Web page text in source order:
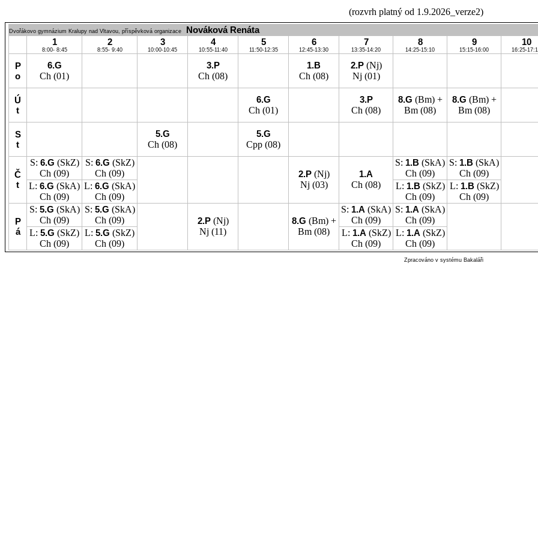
(rozvrh platný od 1.9.2026_verze2)
Dvořákovo gymnázium Kralupy nad Vltavou, příspěvková organizace
Nováková Renáta
1
8:00- 8:45
2
8:55- 9:40
3
10:00-10:45
4
10:55-11:40
5
11:50-12:35
6
12:45-13:30
7
13:35-14:20
8
14:25-15:10
9
15:15-16:00
10
16:25-
P
o
6.G
Ch (01)
3.P
Ch (08)
1.B
Ch (08)
2.P (Nj)
Nj (01)
Ú
t
6.G
Ch (01)
3.P
Ch (08)
8.G (Bm) +
Bm (08)
8.G (Bm) +
Bm (08)
S
t
5.G
Ch (08)
5.G
Cpp (08)
Č
t
S: 6.G (SkZ)
Ch (09)
S: 6.G (SkZ)
Ch (09) 2.P (Nj)
Nj (03)
1.A
Ch (08)
S: 1.B (SkA)
Ch (09)
S: 1.B (SkA)
Ch (09)
L: 6.G (SkA)
Ch (09)
L: 6.G (SkA)
Ch (09)
L: 1.B (SkZ)
Ch (09)
L: 1.B (SkZ)
Ch (09)
P
á
S: 5.G (SkA)
Ch (09)
S: 5.G (SkA)
Ch (09) 2.P (Nj)
Nj (11)
8.G (Bm) +
Bm (08)
S: 1.A (SkA)
Ch (09)
S: 1.A (SkA)
Ch (09)
L: 5.G (SkZ)
Ch (09)
L: 5.G (SkZ)
Ch (09)
L: 1.A (SkZ)
Ch (09)
L: 1.A (SkZ)
Ch (09)
Zpracováno v systému Bakaláři